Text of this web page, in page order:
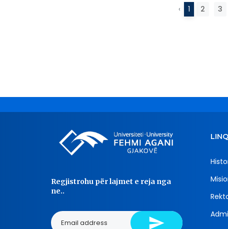
‹ 1 2 3
Regjistrohu për lajmet e reja nga
ne..